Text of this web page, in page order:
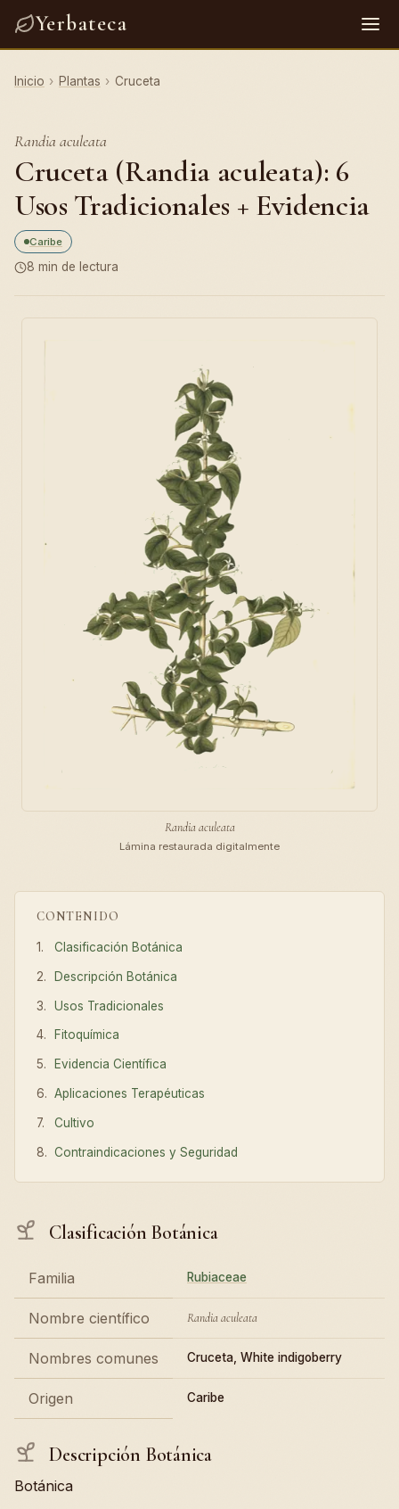
Yerbateca
Inicio › Plantas › Cruceta
Randia aculeata
Cruceta (Randia aculeata): 6
Usos Tradicionales + Evidencia
Caribe
8 min de lectura
CONTENIDO
Clasificación Botánica
Descripción Botánica
Usos Tradicionales
Fitoquímica
Evidencia Científica
Aplicaciones Terapéuticas
Cultivo
Contraindicaciones y Seguridad
Clasificación Botánica
Familia Rubiaceae
Nombre científico Randia aculeata
Nombres comunes Cruceta, White indigoberry
Origen Caribe
Descripción Botánica
Botánica
Randia aculeata
Lámina restaurada digitalmente